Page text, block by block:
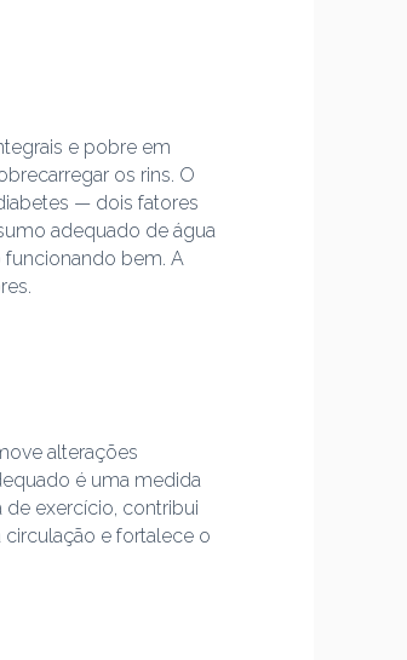
e pobre em
os rins. O
— dois fatores
adequado de água
funcionando bem. A
alterações
é uma medida
de exercício, contribui
circulação e fortalece o